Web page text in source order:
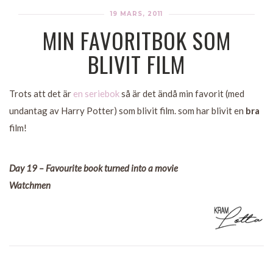
19 MARS, 2011
MIN FAVORITBOK SOM
BLIVIT FILM
Trots att det är en seriebokså är det ändå min favorit (med
undantag av Harry Potter) som blivit film. som har blivit en bra
film!
Day 19 – Favourite book turned into a movie
Watchmen